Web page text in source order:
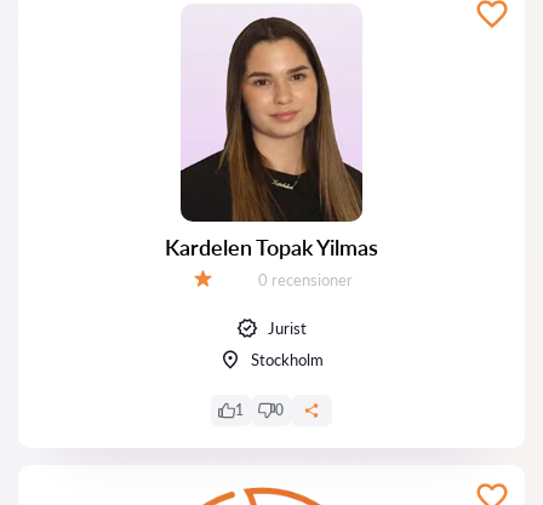
Kardelen Topak Yilmas
Recensioner:
0 recensioner
Jurist
Stockholm
1 0